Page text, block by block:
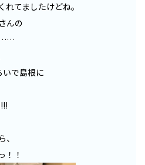
てましたけどね。
んの
……
いで島根に
！！